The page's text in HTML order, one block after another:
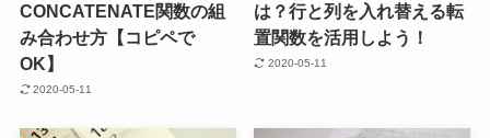
CONCATENATE関数の組
み合わせ方【コピペで
OK】
2020-05-11
は？行と列を入れ替える転
置関数を活用しよう！
2020-05-11